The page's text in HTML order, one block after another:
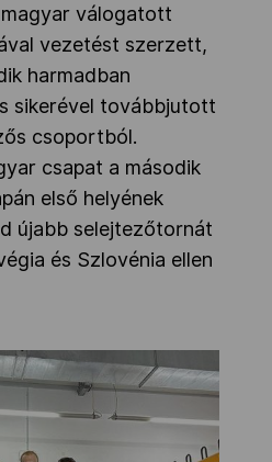
válogatott
vezetést szerzett,
harmadban
sikerével továbbjutott
csoportból.
csapat a második
első helyének
újabb selejtezőtornát
és Szlovénia ellen